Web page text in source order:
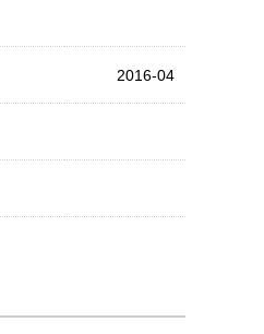
2016-04